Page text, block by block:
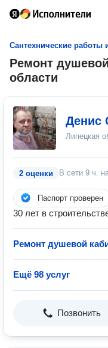
Сантехнические работы
Ремонт
области
Денис
Липецкая
2 оценки В сети 9 ч.
Паспорт проверен
30 лет в
Ремонт душевой
Ещё 98 услуг
Позвонить